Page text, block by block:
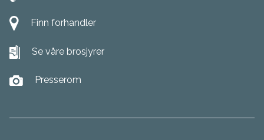
Finn forhandler
Se våre brosjyrer
Presserom